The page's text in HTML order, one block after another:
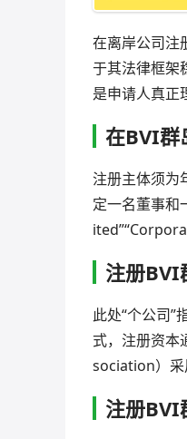
在离岸公司注
于其法律框架
是申请人真正
在BVI群
注册主体须为
定一名董事和
注册BVI
此处“个公司
式，注册资本
sociation）采
注册BVI